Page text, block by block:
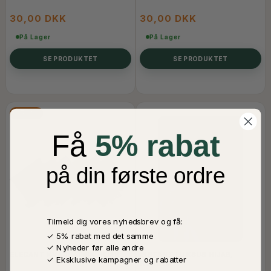
30,00 DKK
På Lager
SE PRODUKTET
30,00 DKK
På Lager
SE PRODUKTET
ELEGANT KVADRATISK HIJAB
HÜRREM
Få 5% rabat
på din første ordre
Tilmeld dig vores nyhedsbrev og få:
✓ 5% rabat med det samme
✓ Nyheder før alle andre
✓ Eksklusive kampagner og rabatter